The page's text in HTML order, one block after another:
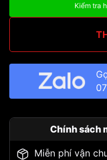
Kiểm tra
Chính sách
Miễn phí vận